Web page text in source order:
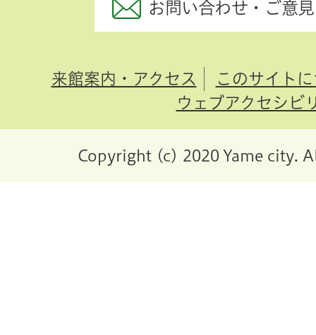
お問い合わせ・ご意
来館案内・アクセス
このサイト
ウェブアクセシビ
Copyright (c) 2020 Yame city.